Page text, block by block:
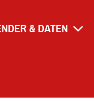
& DATEN